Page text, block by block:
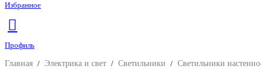
Избранное
Профиль
Главная / Электрика и свет / Светильники / Светильники настенно-